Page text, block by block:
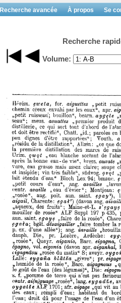
Recherche avancée À propos Se
Recherche
Volume: